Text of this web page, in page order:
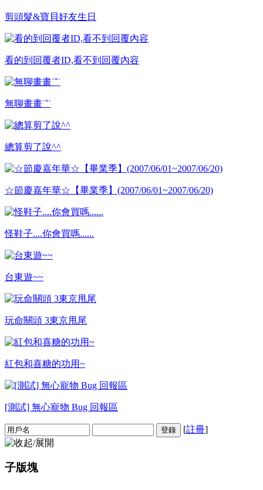
剪頭髮&寶貝好友生日
看的到回覆者ID,看不到回覆內容
無聊畫畫˙ˇ˙
總算剪了說^^
☆節慶嘉年華☆【畢業季】(2007/06/01~2007/06/20)
怪鞋子....你會買嗎......
台東遊~~
玩命關頭 3東京甩尾
紅包和喜糖的功用~
[測試] 無心寵物 Bug 回報區
登錄 [註冊]
子版塊